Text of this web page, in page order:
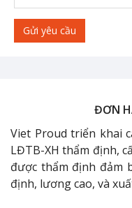
Gửi yêu cầu
ĐƠN
Viet Proud triển khai
LĐTB-XH thẩm định,
được thẩm định đảm
định, lương cao, và